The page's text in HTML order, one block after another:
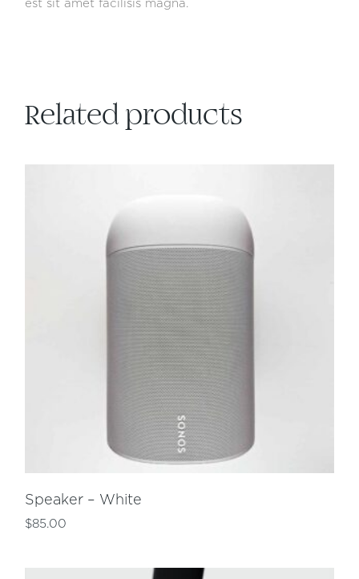
est sit amet facilisis magna.
Related products
Speaker – White
$85.00